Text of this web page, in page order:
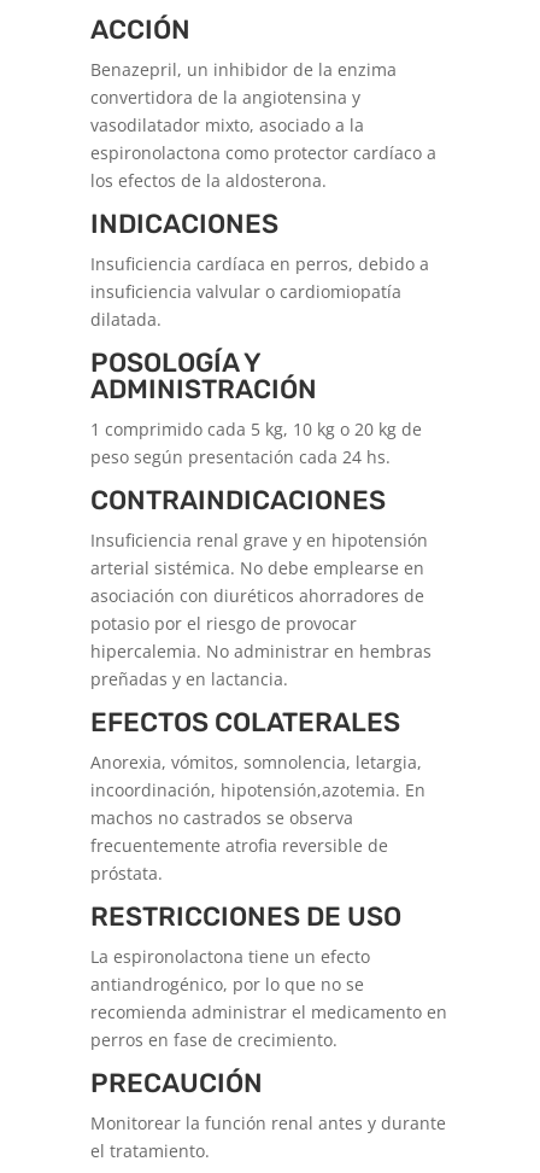
ACCIÓN
Benazepril, un inhibidor de la enzima
convertidora de la angiotensina y
vasodilatador mixto, asociado a la
espironolactona como protector cardíaco a
los efectos de la aldosterona.
INDICACIONES
Insuficiencia cardíaca en perros, debido a
insuficiencia valvular o cardiomiopatía
dilatada.
POSOLOGÍA Y
ADMINISTRACIÓN
1 comprimido cada 5 kg, 10 kg o 20 kg de
peso según presentación cada 24 hs.
CONTRAINDICACIONES
Insuficiencia renal grave y en hipo­tensión
arterial sistémica. No debe emplearse en
asociación con diuréticos ahorra­dores de
potasio por el riesgo de provocar
hipercalemia. No administrar en hembras
preñadas y en lactancia.
EFECTOS COLATERALES
Anorexia, vómitos, somnolencia, letargia,
incoordinación, hipotensión,azotemia. En
machos no castrados se observa
frecuentemente atrofia reversible de
próstata.
RESTRICCIONES DE USO
La espironolactona tiene un efecto
antiandrogénico, por lo que no se
recomienda administrar el medicamento en
perros en fase de crecimiento.
PRECAUCIÓN
Monitorear la función renal antes y durante
el tratamiento.